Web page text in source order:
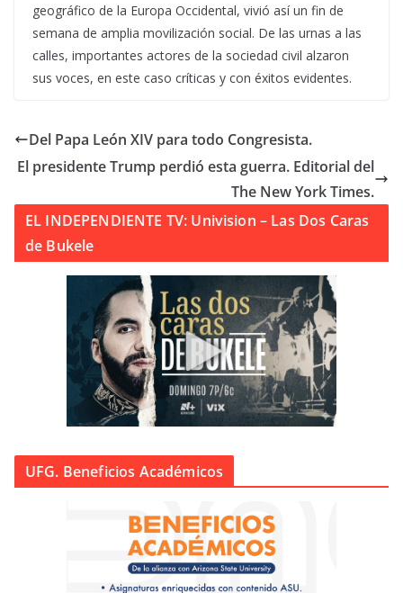
geográfico de la Europa Occidental, vivió así un fin de
semana de amplia movilización social. De las urnas a las
calles, importantes actores de la sociedad civil alzaron
sus voces, en este caso críticas y con éxitos evidentes.
Del Papa León XIV para todo Congresista.
El presidente Trump perdió esta guerra. Editorial del
The New York Times.
EL INDEPENDIENTE TV: Univision – Las Dos Caras
de Bukele
UFG. Beneficios Académicos